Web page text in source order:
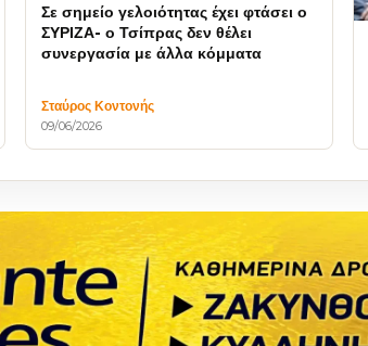
Σε σημείο γελοιότητας έχει φτάσει ο
ΣΥΡΙΖΑ- ο Τσίπρας δεν θέλει
συνεργασία με άλλα κόμματα
Σταύρος Κοντονής
09/06/2026